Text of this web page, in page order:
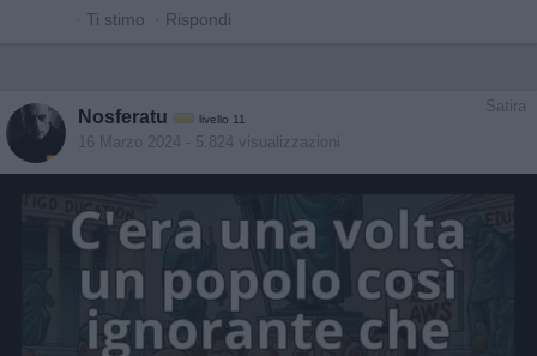
· Ti stimo · Rispondi
Satira
Nosferatu livello 11
16 Marzo 2024 - 5.824 visualizzazioni